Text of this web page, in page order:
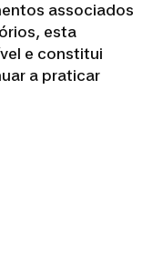
associados
esta
e constitui
a praticar